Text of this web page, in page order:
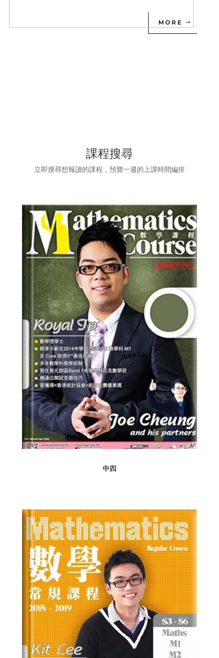
MORE
課程搜尋
立即搜尋想報讀的課程，預覽一週的上課時間編排
中四